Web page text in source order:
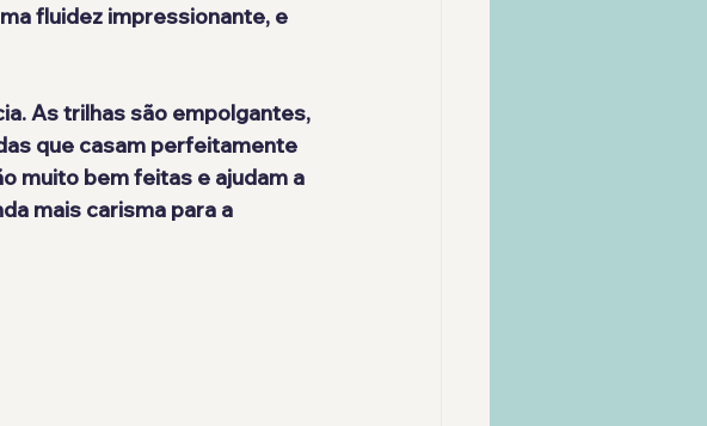
fluidez impressionante, e
As trilhas são empolgantes,
que casam perfeitamente
muito bem feitas e ajudam a
mais carisma para a